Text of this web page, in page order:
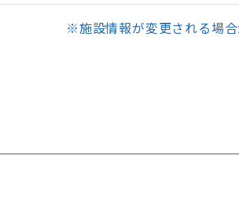
※施設情報が変更される場合